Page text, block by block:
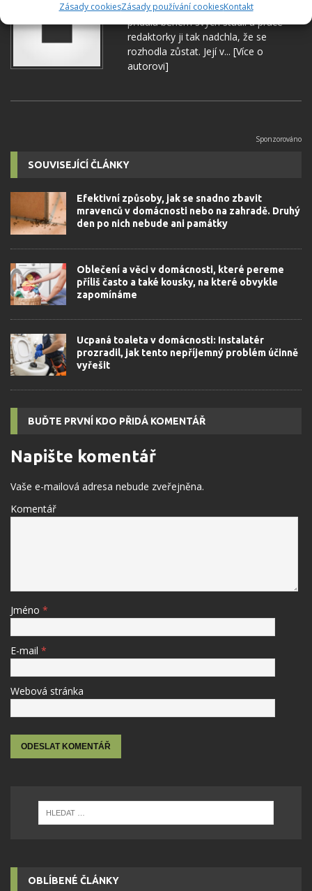
Zásady cookiesZásady používání cookiesKontakt
Do redakce Bydlimeutulne.cz se
přidala během svých studií a práce
redaktorky ji tak nadchla, že se
rozhodla zůstat. Její v... [Více o
autorovi]
SOUVISEJÍCÍ ČLÁNKY
Efektivní způsoby, jak se snadno zbavit
mravenců v domácnosti nebo na zahradě. Druhý
den po nich nebude ani památky
Oblečení a věci v domácnosti, které pereme
příliš často a také kousky, na které obvykle
zapomínáme
Ucpaná toaleta v domácnosti: Instalatér
prozradil, jak tento nepříjemný problém účinně
vyřešit
BUĎTE PRVNÍ KDO PŘIDÁ KOMENTÁŘ
Napište komentář
Vaše e-mailová adresa nebude zveřejněna.
Komentář
Jméno *
E-mail *
Webová stránka
OBLÍBENÉ ČLÁNKY